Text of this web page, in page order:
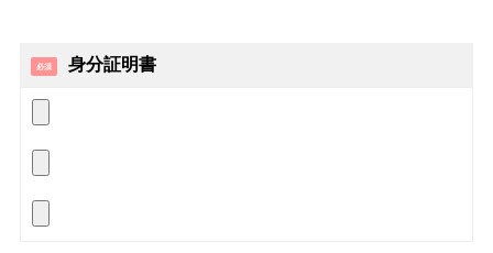
必須 身分証明書